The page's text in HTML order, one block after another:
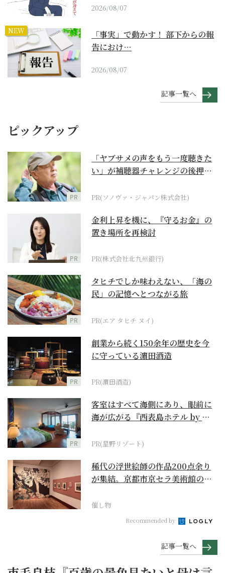
2026/08/07
NEW
「事実」で動かす！ 部下からの報
告におけ…
2026/08/07
記事一覧へ
ピックアップ
PR
「ヤブサメの声をもう一度聴きた
い」が補聴器チャレンジの後押し
PR(ソノヴァ・ジャパン株式会社)
PR
金利上昇を機に、『守るお金』の
置き場所を再検討
PR(株式会社北九州銀行)
PR
タヒチでしか味わえない、「海の
民」の記憶へとつながる旅
PR(エア タヒチ ヌイ)
PR
創業から続く150余年の歴史を今
に守っている濵田酒造
PR(濵田酒造)
PR
客室はすべて海側にあり、眼前に
海が広がる『西表島ホテル by 星
PR(星野リゾート)
稀代の浮世絵師の作品200点余り
が集結。京都市京セラ美術館の
催し物
Recommended by
記事一覧へ